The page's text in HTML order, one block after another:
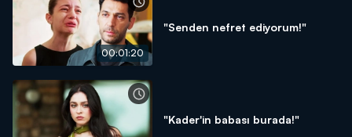
00:01:20
"Senden nefret ediyorum!"
"Kader'in babası burada!"